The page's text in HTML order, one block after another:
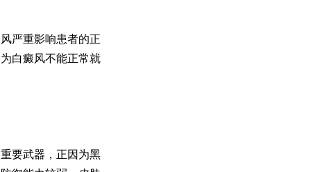
严重影响患者的正
白癜风不能正常就
要武器，正因为黑